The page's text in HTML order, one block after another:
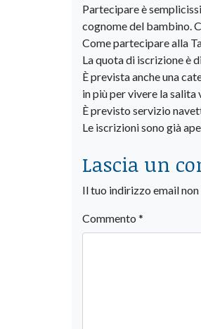
Partecipare è
cognome del bambino.
Come partecipare alla
La quota di iscrizione è
È prevista anche una
in più per vivere la salita
È previsto servizio
Le iscrizioni sono già
Lascia un
Il tuo indirizzo email
Commento *